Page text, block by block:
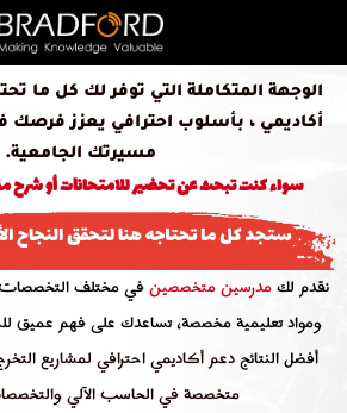
الوجهة المتكاملة التي توفر لك كل ما
أكاديمي ، بأسلوب احترافي يعزز فرصك
مسيرتك الجامعية.
سواء كنت تبحث عن تحضير للامتحانات أو شرح
نقدم لكمدرسين متخصصينفي مختلف التخصصات
ومواد تعليمية مخصصة، تساعدك على فهم عميق
أفضل النتائجدعم أكاديمي احترافي لمشاريع
متخصصة في الحاسب الآلي